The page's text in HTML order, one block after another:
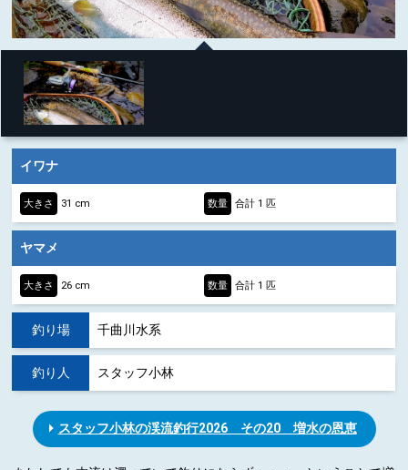
イワナ
大きさ 31 cm 数量 合計 1 匹
ヤマメ
大きさ 26 cm 数量 合計 1 匹
釣り場 千曲川水系
釣り人 スタッフ小林
スタッフ小林の渓流釣行2026 その20 増水の恩恵